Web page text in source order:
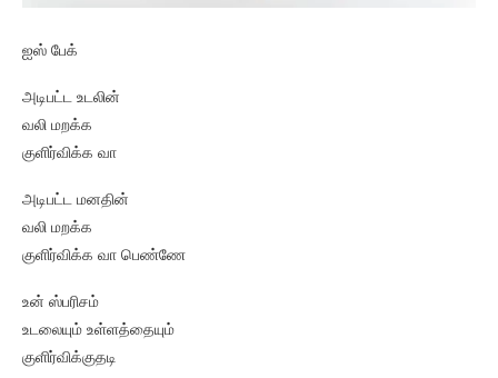
ஐஸ் பேக்
அடிபட்ட உடலின்
வலி மறக்க
குளிர்விக்க வா
அடிபட்ட மனதின்
வலி மறக்க
குளிர்விக்க வா பெண்ணே
உன் ஸ்பரிசம்
உடலையும் உள்ளத்தையும்
குளிர்விக்குதடி